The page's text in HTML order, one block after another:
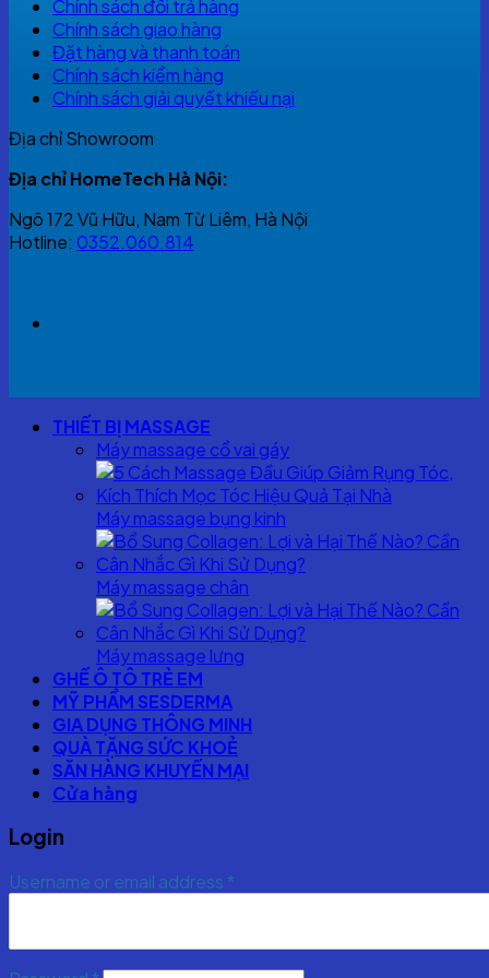
Chính sách đổi trả hàng
Chính sách giao hàng
Đặt hàng và thanh toán
Chính sách kiểm hàng
Chính sách giải quyết khiếu nại
Địa chỉ Showroom
Địa chỉ HomeTech Hà Nội:
Ngõ 172 Vũ Hữu, Nam Từ Liêm, Hà Nội
Hotline: 0352.060.814
THIẾT BỊ MASSAGE
Máy massage cổ vai gáy
Máy massage bụng kinh
Máy massage chân
Máy massage lưng
GHẾ Ô TÔ TRẺ EM
MỸ PHẨM SESDERMA
GIA DỤNG THÔNG MINH
QUÀ TẶNG SỨC KHOẺ
SĂN HÀNG KHUYẾN MẠI
Cửa hàng
Login
Username or email address *